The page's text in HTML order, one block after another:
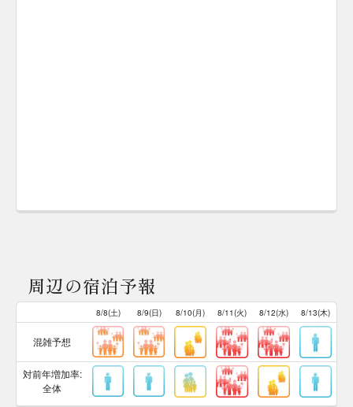
周辺の宿泊予報
8/8(土) 8/9(日) 8/10(月) 8/11(火) 8/12(水) 8/13(木)
混雑予想
対前年増加率:
全体